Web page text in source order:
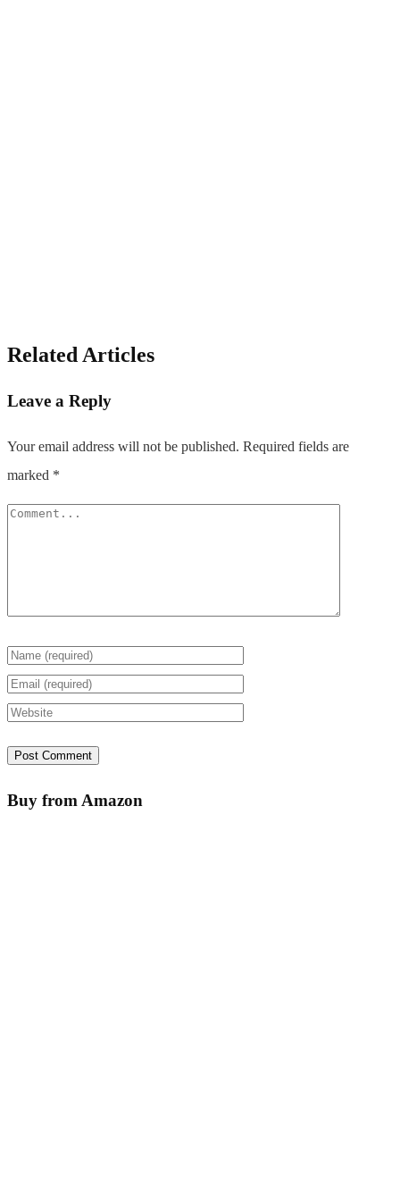
Related Articles
Leave a Reply
Your email address will not be published. Required fields are
marked *
Buy from Amazon